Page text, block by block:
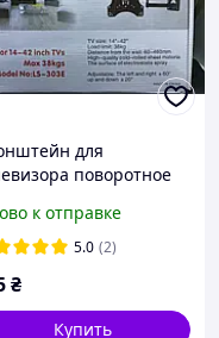
для
поворотное
крепёж
к отправке
5.0 (2)
₴
Купить